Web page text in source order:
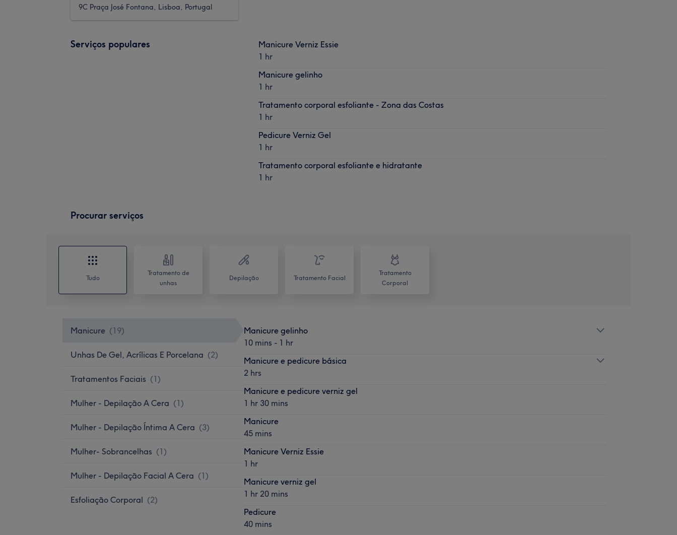
9C Praça José Fontana, Lisboa, Portugal
Serviços populares
Manicure Verniz Essie
1 hr
Manicure gelinho
1 hr
Tratamento corporal esfoliante - Zona das Costas
1 hr
Pedicure Verniz Gel
1 hr
Tratamento corporal esfoliante e hidratante
1 hr
Procurar serviços
Tudo
Tratamento de
unhas
Depilação Tratamento Facial
Tratamento
Corporal
Manicure (19)
Unhas De Gel, Acrílicas E Porcelana (2)
Tratamentos Faciais (1)
Mulher - Depilação A Cera (1)
Mulher - Depilação Íntima A Cera (3)
Mulher- Sobrancelhas (1)
Mulher - Depilação Facial A Cera (1)
Esfoliação Corporal (2)
Manicure gelinho
10 mins - 1 hr
Manicure e pedicure básica
2 hrs
Manicure e pedicure verniz gel
1 hr 30 mins
Manicure
45 mins
Manicure Verniz Essie
1 hr
Manicure verniz gel
1 hr 20 mins
Pedicure
40 mins